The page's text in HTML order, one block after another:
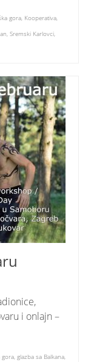
gora, Kooperativa,
, Sremski Karlovci,
i onlajn –
gora, glazba sa Balkana,